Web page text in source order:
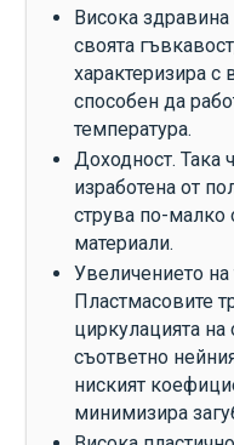
Висока
своята
характеризира с
способен да
температура.
Доходност. Така
изработена от
струва по-малко
материали.
Увеличението на
Пластмасовите
циркулацията
съответно
ниският
минимизира